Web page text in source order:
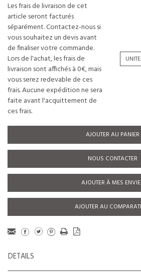
Les frais de livraison de cet
article seront facturés
séparément. Contactez-nous si
vous souhaitez un devis avant
de finaliser votre commande.
Lors de l'achat, les frais de
livraison sont affichés à 0€, mais
vous serez redevable de ces
frais. Aucune expédition ne sera
faite avant l'acquittement de
ces frais.
AJOUTER AU PANIER
NOUS CONTACTER
AJOUTER À MES
AJOUTER AU
DETAILS